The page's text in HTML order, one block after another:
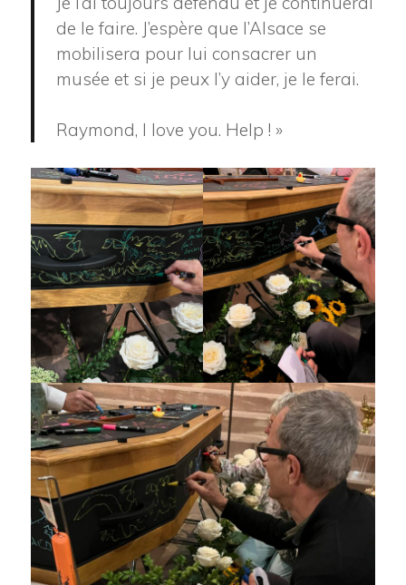
de le faire. J’espère que l’Alsace se
mobilisera pour lui consacrer un
musée et si je peux l’y aider, je le ferai.
Raymond, I love you. Help ! »